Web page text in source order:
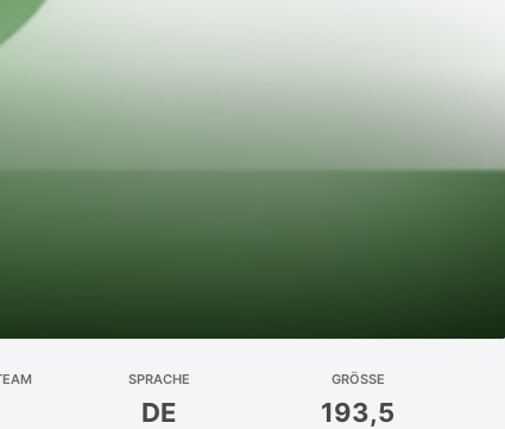
SPRACHE
DE
GRÖSSE
193,5